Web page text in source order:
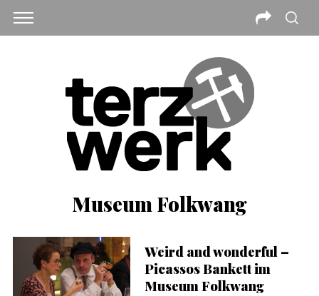
Museum Folkwang
Weird and wonderful –
Picassos Bankett im
Museum Folkwang